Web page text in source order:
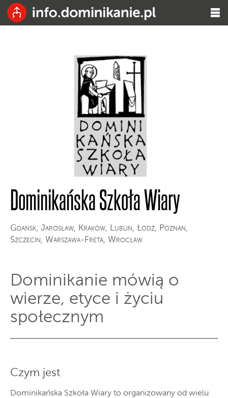
Dominikańska Szkoła Wiary
Gdańsk, Jarosław, Kraków, Lublin, Łódź, Poznań,
Szczecin, Warszawa-Freta, Wrocław
Dominikanie mówią o
wierze, etyce i życiu
społecznym
Czym jest
Dominikańska Szkoła Wiary to organizowany od wielu